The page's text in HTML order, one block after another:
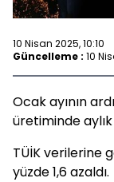
10 Nisan 2025, 10:10
Güncelleme : 10
Ocak ayının
üretiminde
TÜİK verilerine
yüzde 1,6 azaldı.